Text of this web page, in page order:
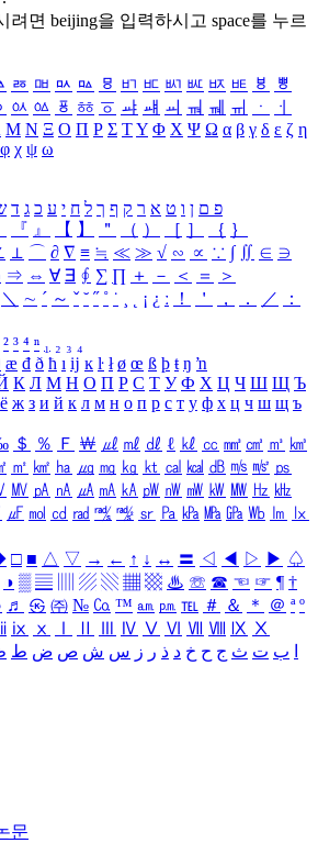
려면 beijing을 입력하시고 space를 누르
ㅭ ㅮ ㅯ ㅰ ㅱ ㅲ ㅳ ㅴ ㅵ ㅶ ㅷ ㅸ
ㅹ
ㆂ ㆃ ㆄ ㆅ ㆆ ㆇ ㆈ ㆉ ㆊ ㆋ ㆌ ㆍ
ㆎ
Μ Ν Ξ Ο Π Ρ Σ ΤΥ Φ Χ Ψ Ω α β γ δ ε ζ η
φ χ ψ ω
פ ם ן ו ט א ר ק ף ך ל ח י ע כ ג ד
『 』 【 】 ＂ （ ） ［ ］ ｛ ｝
⊥ ⌒ ∂ ∇ ≡ ≒ ≪ ≫ √ ∽ ∝ ∵ ∫ ∬ ∈ ∋
⇒ ⇔ ∀ ∃ ∮ ∑ ∏ ＋ － ＜ ＝
＞
＼ ∼ ´ ～ ˇ ˘ ˝ ˚ ˙ ¸ ¡ ¿ ː ！ ＇ ， ． ／
：
² ³ ⁴ ⁿ ₁ ₂ ₃ ₄
æ đ ð ħ ı ĳ ĸ ŀ ł ø œ ß þ ŧ ŋ ŉ
К Л М Н О П Р С Т У Ф Х Ц Ч Ш Щ Ъ
ё ж з и й к л м н о п р с т у ф х ц ч ш щ ъ
＄ ％ Ｆ ￦ ㎕ ㎖ ㎗ ℓ ㎘ ㏄ ㎣ ㎤ ㎥ ㎦
㎡ ㎢ ㏊ ㎍ ㎎ ㎏ ㏏ ㎈ ㎉ ㏈ ㎧ ㎨ ㎰
㎹ ㎀ ㎁ ㎂ ㎃ ㎄ ㎺ ㎻ ㎽ ㎾ ㎿ ㎐ ㎑
㎌ ㏖ ㏅ ㎭ ㎮ ㎯ ㏛ ㎩ ㎪ ㎫ ㎬ ㏝ ㏐
㏓
□ ■ △ ▽ → ← ↑ ↓ ↔ 〓 ◁ ◀ ▷ ▶ ♤
◑ ▒ ▤ ▨ ▧ ▦ ▩ ♨ ☏ ☎ ☜ ☞ ¶ †
♬ ㉿ ㈜ № ㏇ ™ ㏂ ㏘ ℡ ＃ ＆ ＊ ＠ ª º
ⅸ ⅹ Ⅳ Ⅴ Ⅵ Ⅶ Ⅷ Ⅸ Ⅹ
ب ت ث ج ح خ د ذ ر ز س ش ص ض ط
문